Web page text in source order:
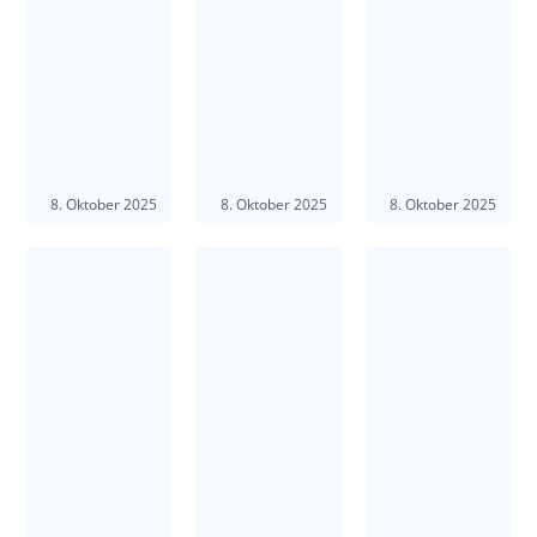
8. Oktober 2025 8. Oktober 2025 8. Oktober 2025